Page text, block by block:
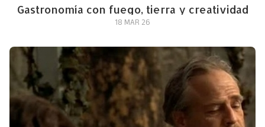
Gastronomía con fuego, tierra y creatividad
18 MAR 26